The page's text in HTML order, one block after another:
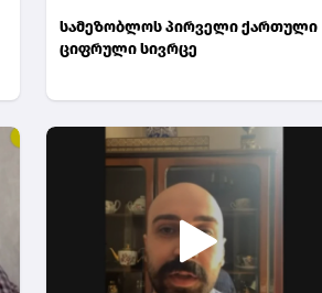
სამეზობლოს პირველი ქართული
ციფრული სივრცე